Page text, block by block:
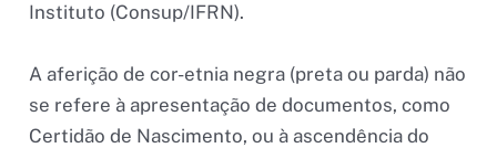
Instituto (Consup/IFRN).
A aferição de cor-etnia negra (preta ou parda) não
se refere à apresentação de documentos, como
Certidão de Nascimento, ou à ascendência do